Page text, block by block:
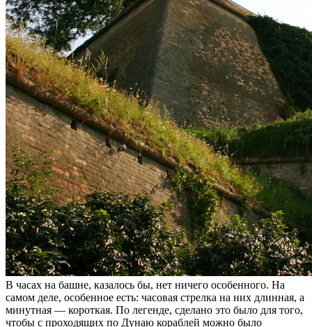
В часах на башне, казалось бы, нет ничего особенного. На
самом деле, особенное есть: часовая стрелка на них длинная, а
минутная — короткая. По легенде, сделано это было для того,
чтобы с проходящих по Дунаю кораблей можно было